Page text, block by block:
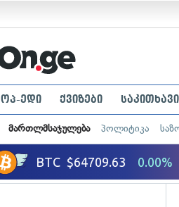
ოპ-ედი ქვიზები საკითხავი
მართლმსაჯულება პოლიტიკა